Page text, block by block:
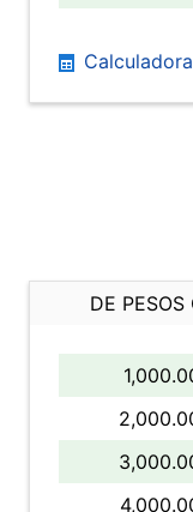
Calculadora
DE